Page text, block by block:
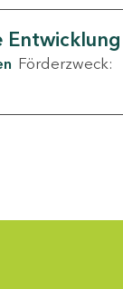
Förderzweck: